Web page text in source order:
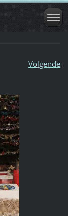
Volgende